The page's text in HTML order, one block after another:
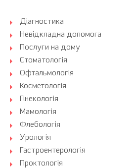
Діагностика
Невідкладна допомога
Послуги на дому
Стоматологія
Офтальмологія
Косметологія
Гінекологія
Мамологія
Флебологія
Урологія
Гастроентерологія
Проктологія